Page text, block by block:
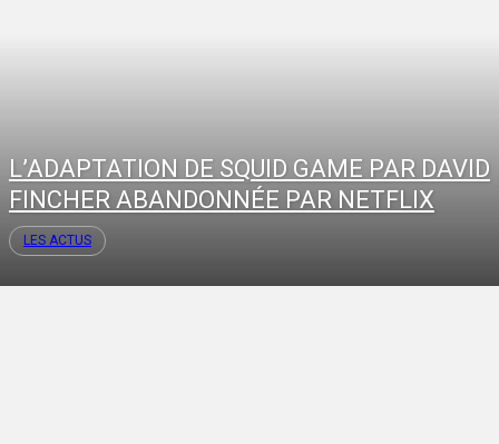
L’ADAPTATION DE SQUID GAME PAR DAVID
FINCHER ABANDONNÉE PAR NETFLIX
LES ACTUS